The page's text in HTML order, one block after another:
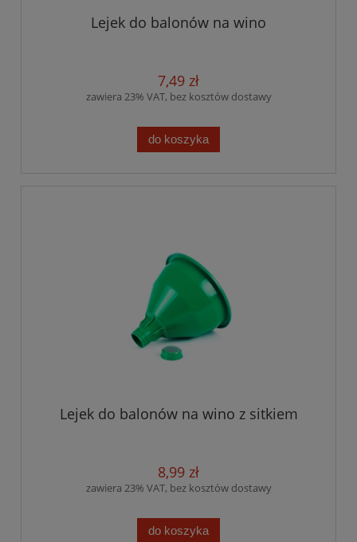
Lejek do balonów na wino
7,49 zł
zawiera 23% VAT, bez kosztów dostawy
do koszyka
Lejek do balonów na wino z sitkiem
8,99 zł
zawiera 23% VAT, bez kosztów dostawy
do koszyka